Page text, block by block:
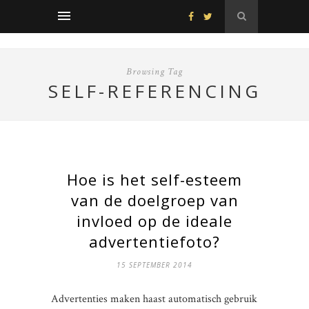
Browsing Tag
SELF-REFERENCING
Hoe is het self-esteem
van de doelgroep van
invloed op de ideale
advertentiefoto?
15 SEPTEMBER 2014
Advertenties maken haast automatisch gebruik